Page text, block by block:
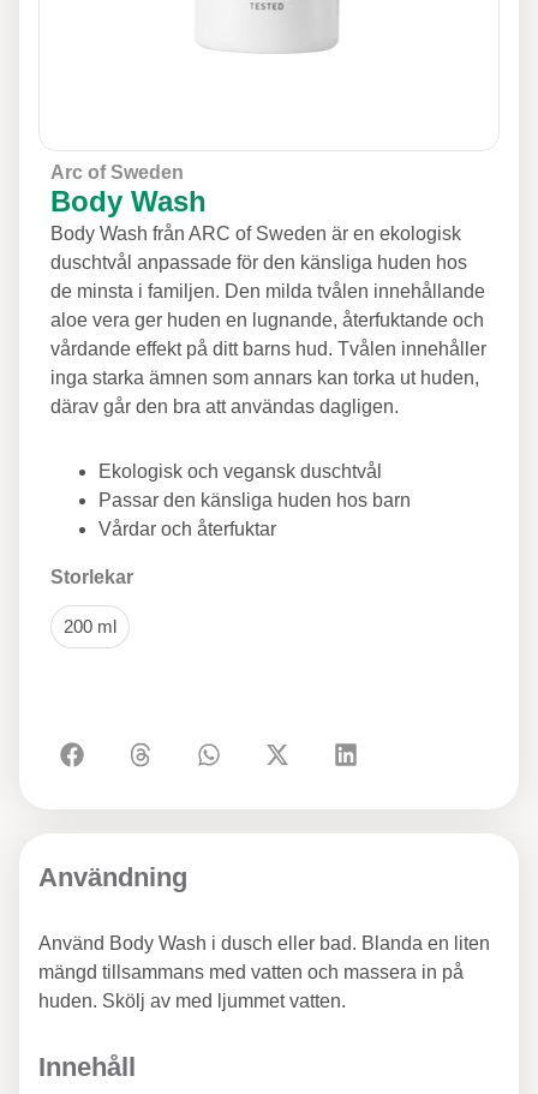
Arc of Sweden
Body Wash
Body Wash från ARC of Sweden är en ekologisk
duschtvål anpassade för den känsliga huden hos
de minsta i familjen. Den milda tvålen innehållande
aloe vera ger huden en lugnande, återfuktande och
vårdande effekt på ditt barns hud. Tvålen innehåller
inga starka ämnen som annars kan torka ut huden,
därav går den bra att användas dagligen.
Ekologisk och vegansk duschtvål
Passar den känsliga huden hos barn
Vårdar och återfuktar
Storlekar
200 ml
Användning
Använd Body Wash i dusch eller bad. Blanda en liten
mängd tillsammans med vatten och massera in på
huden. Skölj av med ljummet vatten.
Innehåll